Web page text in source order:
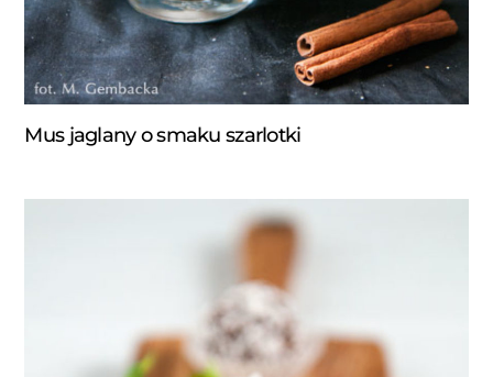
Mus jaglany o smaku szarlotki